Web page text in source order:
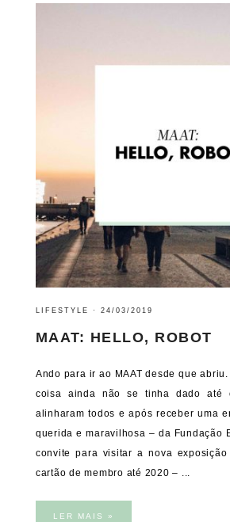
LIFESTYLE · 24/03/2019
MAAT: HELLO, ROBOT
Ando para ir ao MAAT desde que
coisa ainda não se tinha dado até
alinharam todos e após receber uma
querida e maravilhosa – da Fundação
convite para visitar a nova
cartão de membro até 2020 – ...
LER MAIS »